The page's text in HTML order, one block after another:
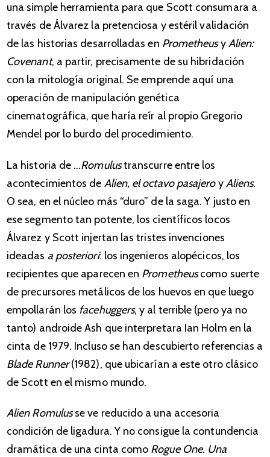
una simple herramienta para que Scott consumara a
través de Álvarez la pretenciosa y estéril validación
de las historias desarrolladas en PrometheusyAlien:
Covenant, a partir, precisamente de su hibridación
con la mitología original. Se emprende aquí una
operación de manipulación genética
cinematográfica, que haría reír al propio Gregorio
Mendel por lo burdo del procedimiento.
La historia de …Romulustranscurre entre los
acontecimientos de Alien, el octavo pasajeroyAliens.
O sea, en el núcleo más “duro” de la saga. Y justo en
ese segmento tan potente, los científicos locos
Álvarez y Scott injertan las tristes invenciones
ideadas a posteriori: los ingenieros alopécicos, los
recipientes que aparecen en Prometheuscomo suerte
de precursores metálicos de los huevos en que luego
empollarán los facehuggers, y al terrible (pero ya no
tanto) androide Ash que interpretara Ian Holm en la
cinta de 1979. Incluso se han descubierto referencias a
Blade Runner(1982), que ubicarían a este otro clásico
de Scott en el mismo mundo.
Alien Romulusse ve reducido a una accesoria
condición de ligadura. Y no consigue la contundencia
dramática de una cinta como Rogue One. Una